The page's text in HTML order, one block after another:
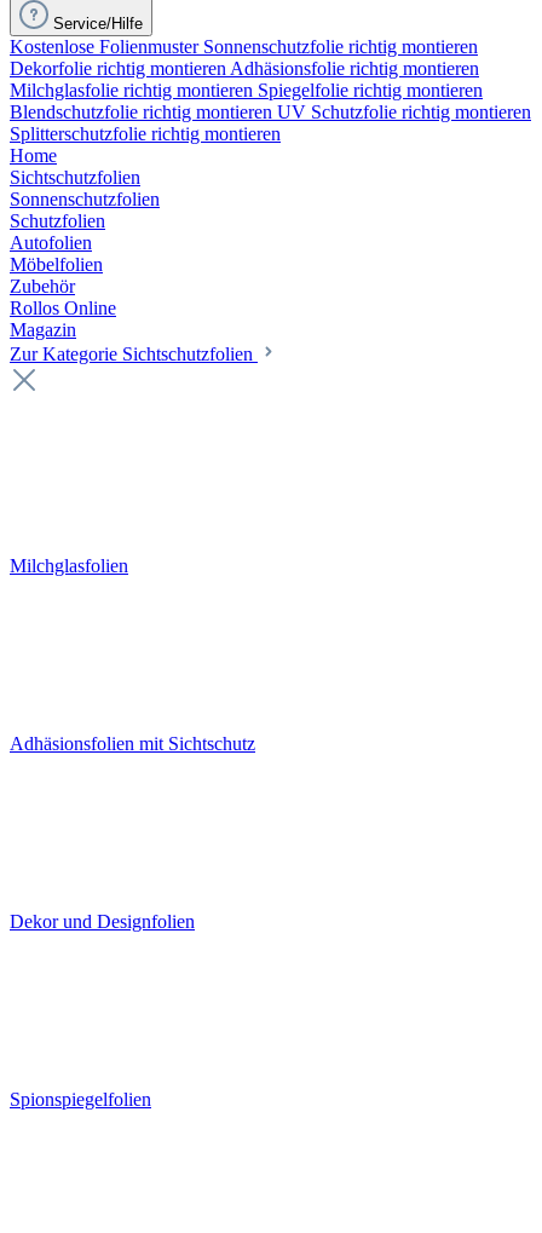
Service/Hilfe
Kostenlose Folienmuster Sonnenschutzfolie richtig montieren
Dekorfolie richtig montieren Adhäsionsfolie richtig montieren
Milchglasfolie richtig montieren Spiegelfolie richtig montieren
Blendschutzfolie richtig montieren UV Schutzfolie richtig montieren
Splitterschutzfolie richtig montieren
Home
Sichtschutzfolien
Sonnenschutzfolien
Schutzfolien
Autofolien
Möbelfolien
Zubehör
Rollos Online
Magazin
Zur Kategorie Sichtschutzfolien
Milchglasfolien
Adhäsionsfolien mit Sichtschutz
Dekor und Designfolien
Spionspiegelfolien